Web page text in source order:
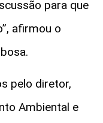
para que
afirmou o
pelo diretor,
Ambiental e